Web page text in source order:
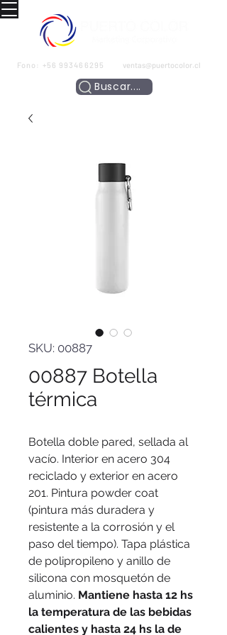
Fono: +56 993466295 ventas@puertocolor.cl
Buscar....
SKU: 00887
00887 Botella
térmica
Botella doble pared, sellada al
vacío. Interior en acero 304
reciclado y exterior en acero
201. Pintura powder coat
(pintura más duradera y
resistente a la corrosión y el
paso del tiempo). Tapa plástica
de polipropileno y anillo de
silicona con mosquetón de
aluminio. Mantiene hasta 12 hs
la temperatura de las bebidas
calientes y hasta 24 hs la de